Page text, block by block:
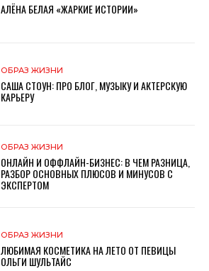
АЛЁНА БЕЛАЯ «ЖАРКИЕ ИСТОРИИ»
ОБРАЗ ЖИЗНИ
САША СТОУН: ПРО БЛОГ, МУЗЫКУ И АКТЕРСКУЮ
КАРЬЕРУ
ОБРАЗ ЖИЗНИ
ОНЛАЙН И ОФФЛАЙН-БИЗНЕС: В ЧЕМ РАЗНИЦА,
РАЗБОР ОСНОВНЫX ПЛЮСОВ И МИНУСОВ С
ЭКСПЕРТОМ
ОБРАЗ ЖИЗНИ
ЛЮБИМАЯ КОСМЕТИКА НА ЛЕТО ОТ ПЕВИЦЫ
ОЛЬГИ ШУЛЬТАЙС